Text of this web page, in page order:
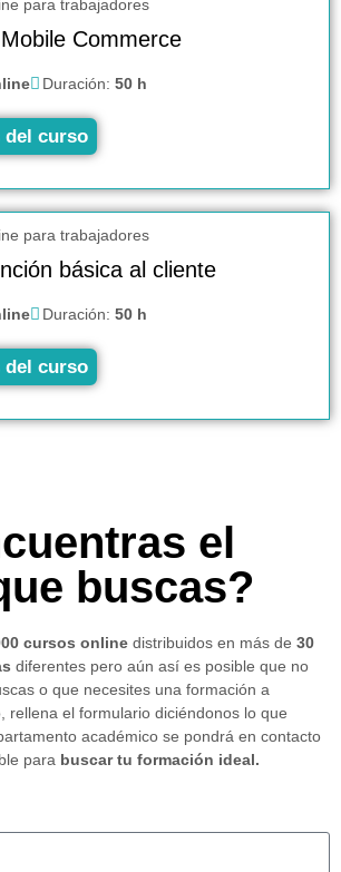
Mobile Commerce
Duración: 50 h
del curso
básica al cliente
Duración: 50 h
del curso
el
buscas?
cursos online distribuidos en más de 30
diferentes pero aún así es posible que no
o que necesites una formación a
rellena el formulario diciéndonos lo que
académico se pondrá en contacto
para buscar tu formación ideal.